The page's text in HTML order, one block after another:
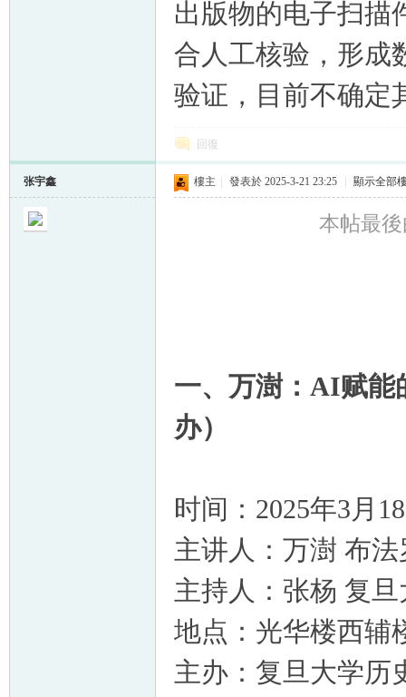
出版物的电子扫描
合人工核验，形成
验证，目前不确定
回復
张宇鑫 樓主 發表於 2025-3-21 23:25 顯示全部
本帖最
一、 万澍：AI赋能
办）
时间： 2025年3月
主讲人： 万澍 布法
主持人： 张杨 复
地点： 光华楼西辅
主办： 复旦大学历